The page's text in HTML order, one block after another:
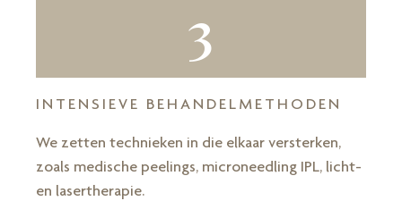
3
INTENSIEVE BEHANDELMETHODEN
We zetten technieken in die elkaar versterken,
zoals medische peelings, microneedling IPL, licht-
en lasertherapie.